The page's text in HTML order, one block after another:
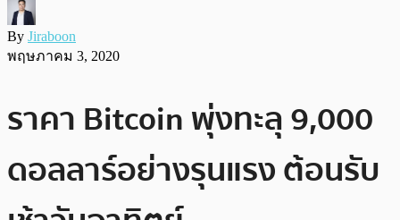
By Jiraboon
พฤษภาคม 3, 2020
ราคา Bitcoin พุ่งทะลุ 9,000
ดอลลาร์อย่างรุนแรง ต้อนรับ